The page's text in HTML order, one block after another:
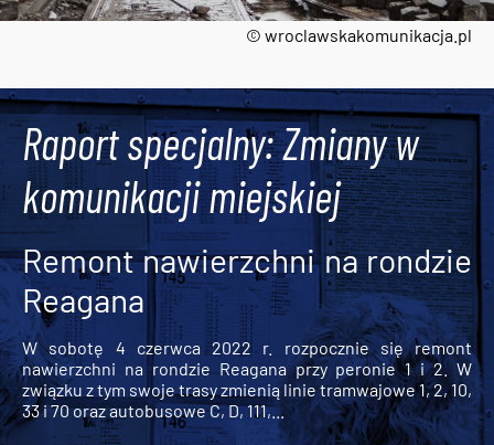
© wroclawskakomunikacja.pl
Raport specjalny: Zmiany w
komunikacji miejskiej
Remont nawierzchni na rondzie
Reagana
W sobotę 4 czerwca 2022 r. rozpocznie się remont
nawierzchni na rondzie Reagana przy peronie 1 i 2. W
związku z tym swoje trasy zmienią linie tramwajowe 1, 2, 10,
33 i 70 oraz autobusowe C, D, 111,...